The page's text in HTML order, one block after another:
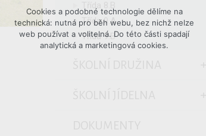
Třída 9.A
Třída 9.B
Přijmout všechny cookies
Odmítnout vše
Cookies a podobné technologie dělíme na
technická: nutná pro běh webu, bez nichž nelze
web používat a volitelná. Do této části spadají
analytická a marketingová cookies.